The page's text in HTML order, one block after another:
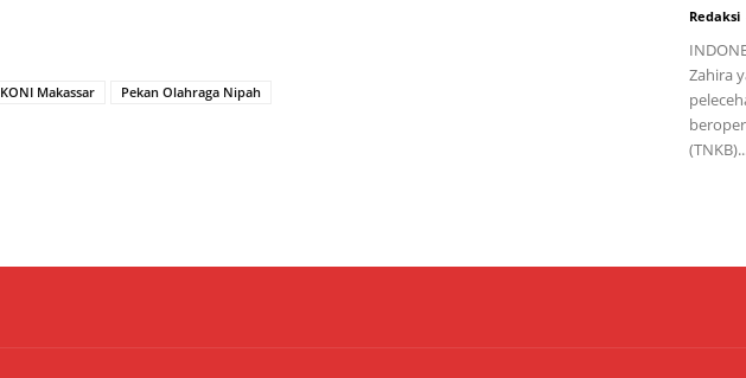
KONI Makassar Pekan Olahraga Nipah
Redaksi
Zahira